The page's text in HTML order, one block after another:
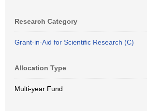
Research Category
Grant-in-Aid for Scientific Research (C)
Allocation Type
Multi-year Fund